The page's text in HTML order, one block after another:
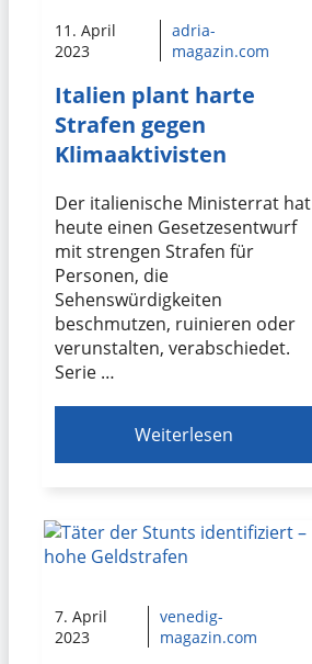
11. April
2023
adria-
magazin.com
Italien plant harte
Strafen gegen
Klimaaktivisten
Der italienische Ministerrat hat
heute einen Gesetzesentwurf
mit strengen Strafen für
Personen, die
Sehenswürdigkeiten
beschmutzen, ruinieren oder
verunstalten, verabschiedet.
Serie …
Weiterlesen
7. April
2023
venedig-
magazin.com